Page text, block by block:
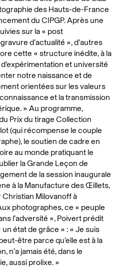
des Hauts-de-France
du CIPGP. Après une
sur la « post
d’actualité », d’autres
cette « structure inédite, à la
et université
notre naissance et de
orientées sur les valeurs
et la transmission
» Au programme,
Prix du tirage Collection
(qui récompense le couple
le soutien de cadre en
au monde pratiquant le
la Grande Leçon de
de la session inaugurale
à la Manufacture des Œillets,
Milovanoff à
photographes, ce « peuple
l’adversité », Poivert prédit
état de grâce » : « Je suis
être parce qu’elle est à la
n’a jamais été, dans le
aussi prolixe. »